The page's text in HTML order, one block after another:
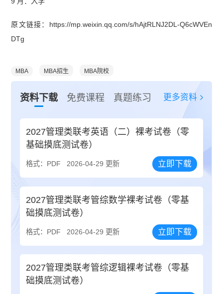
原文链接：https://mp.weixin.qq.com/s/hAjtRLNJ2DL-Q6cWVEn
DTg
MBA MBA招生 MBA院校
资料下载 免费课程 真题练习 更多资料
2027管理类联考英语（二）裸考试卷（零
基础摸底测试卷）
格式：PDF 2026-04-29 更新 立即下载
2027管理类联考管综数学裸考试卷（零基
础摸底测试卷）
格式：PDF 2026-04-29 更新 立即下载
2027管理类联考管综逻辑裸考试卷（零基
础摸底测试卷）